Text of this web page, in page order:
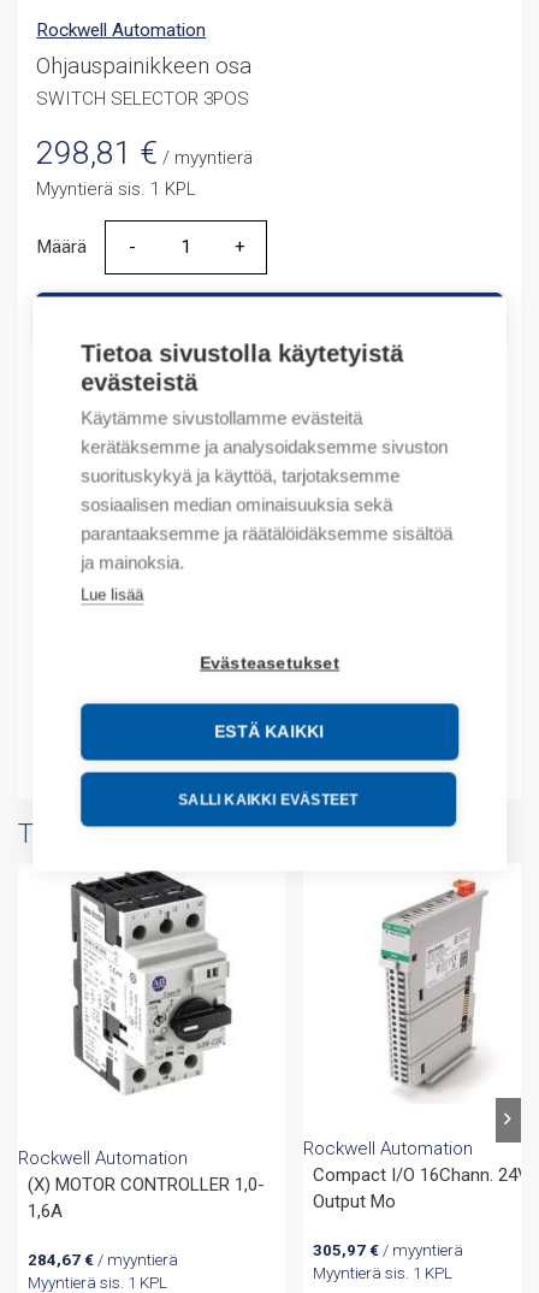
Tietoa sivustolla käytetyistä
evästeistä
Käytämme sivustollamme evästeitä
kerätäksemme ja analysoidaksemme sivuston
suorituskykyä ja käyttöä, tarjotaksemme
sosiaalisen median ominaisuuksia sekä
parantaaksemme ja räätälöidäksemme sisältöä
ja mainoksia.
Lue lisää
Evästeasetukset
ESTÄ KAIKKI
SALLI KAIKKI EVÄSTEET
Rockwell Automation
Ohjauspainikkeen osa
SWITCH SELECTOR 3POS
298,81 € / myyntierä
Myyntierä sis. 1 KPL
Määrä
Määrä
Tuotekoodit
Tilauskoodi: 800TJ5KT7C
Valmistajan tuotenumero: 800T-J5KT7C
Tuotteen tullikoodi: 85472000
Liitteet
Tuotteita samalta valmistajalta
Rockwell Automation
(X) MOTOR CONTROLLER 1,0-
1,6A
284,67 €/ myyntierä
Myyntierä sis. 1 KPL
Rockwell Automation
Compact I/O 16Chann.
Output Mo
305,97 € / myyntierä
Myyntierä sis. 1 KPL